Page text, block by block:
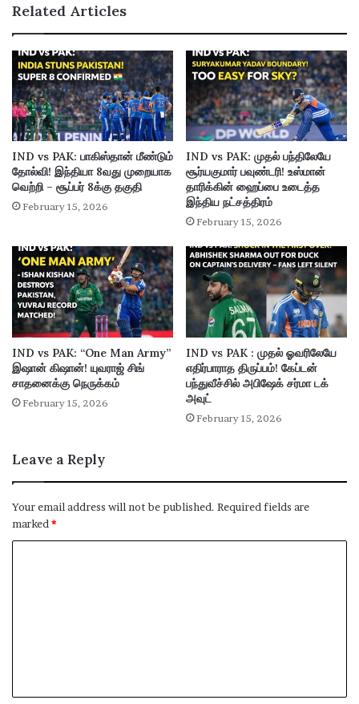
Related Articles
IND vs PAK: பாகிஸ்தான் மீண்டும்
தோல்வி! இந்தியா 8வது முறையாக
வெற்றி – சூப்பர் 8க்கு தகுதி
February 15, 2026
IND vs PAK: முதல் பந்திலேயே
சூர்யகுமார் பவுண்டரி! உஸ்மான்
தாரிக்கின் ஹைப்பை உடைத்த
இந்திய நட்சத்திரம்
February 15, 2026
IND vs PAK: “One Man Army”
இஷான் கிஷான்! யுவராஜ் சிங்
சாதனைக்கு நெருக்கம்
February 15, 2026
IND vs PAK : முதல் ஓவரிலேயே
எதிர்பாராத திருப்பம்! கேப்டன்
பந்துவீச்சில் அபிஷேக் சர்மா டக்
அவுட்
February 15, 2026
Leave a Reply
Your email address will not be published. Required fields are
marked *
t